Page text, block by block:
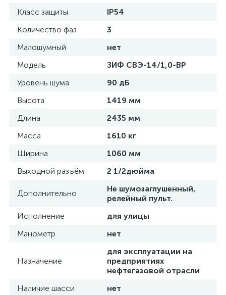
Класс защиты
IP54
Количество фаз
3
Малошумный
нет
Модель
ЗИФ СВЭ-14/1,0-ВР
Уровень шума
90 дБ
Высота
1419 мм
Длина
2435 мм
Масса
1610 кг
Ширина
1060 мм
Выходной разъём
2 1/2дюйма
Дополнительно
Не шумозаглушенный,
релейный пульт.
Исполнение
для улицы
Манометр
нет
Назначение
для эксплуатации на
предприятиях
нефтегазовой отрасли
Наличие шасси
нет